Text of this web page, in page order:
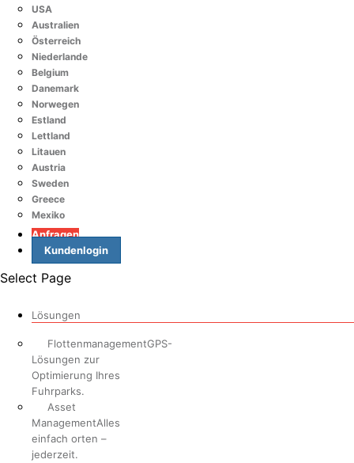
USA
Australien
Österreich
Niederlande
Belgium
Danemark
Norwegen
Estland
Lettland
Litauen
Austria
Sweden
Greece
Mexiko
Anfragen
Kundenlogin
Select Page
Lösungen
FlottenmanagementGPS-
Lösungen zur
Optimierung Ihres
Fuhrparks.
Asset
ManagementAlles
einfach orten –
jederzeit.